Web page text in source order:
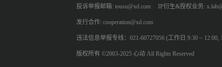
投诉举报邮箱: tousu@xd.com IP衍生&授权业务:
发行合作: cooperation@xd.com
违法信息举报专线：021-60727056 (工作日 9:30 ~ 12:00,
版权所有 ©2003-2025 心动 All Rights Reserved